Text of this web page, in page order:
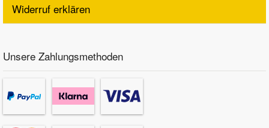
Widerruf erklären
Unsere Zahlungsmethoden